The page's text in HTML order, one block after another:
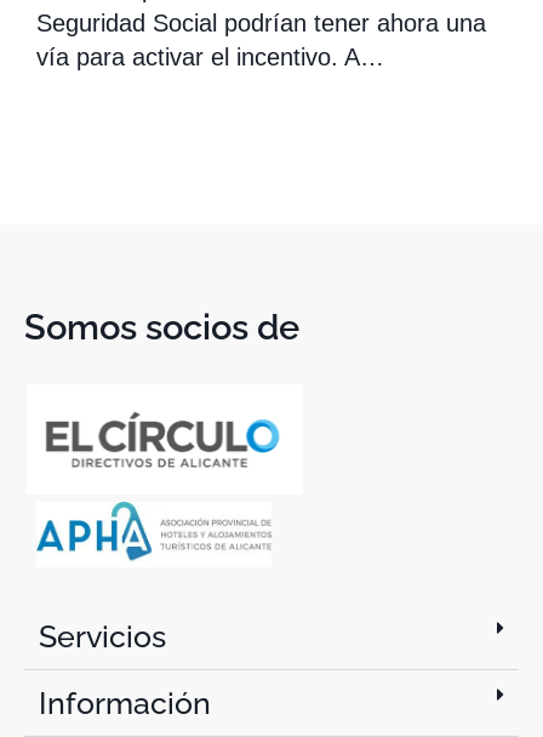
Seguridad Social podrían tener ahora una
vía para activar el incentivo. A…
Somos socios de
Servicios
Información